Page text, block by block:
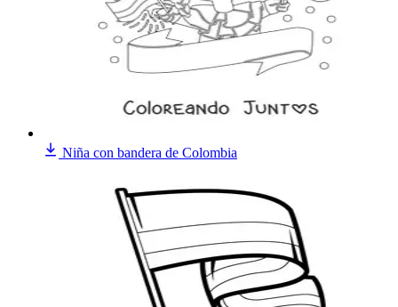
Niña con bandera de Colombia